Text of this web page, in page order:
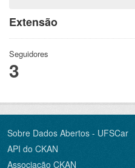
Extensão
Seguidores
3
Sobre Dados Abertos - UFSCar
API do CKAN
Associação CKAN